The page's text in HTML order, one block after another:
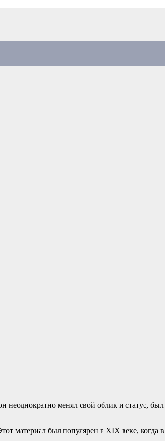
неоднократно менял свой облик и статус,
материал был популярен в XIX веке, когда